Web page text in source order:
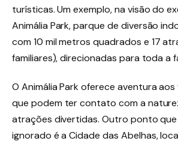
turísticas. Um exemplo, na visão do
Animália Park, parque de diversão
com 10 mil metros quadrados e 17
familiares), direcionadas para toda a
O Animália Park oferece aventura
que podem ter contato com a
atrações divertidas. Outro ponto
ignorado é a Cidade das Abelhas,